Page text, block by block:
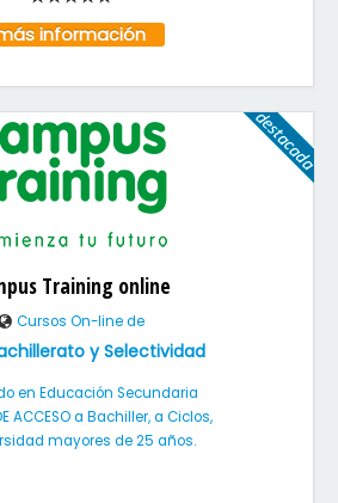
información
Training online
Cursos On-line de
y Selectividad
en Educación Secundaria
ACCESO a Bachiller, a Ciclos,
mayores de 25 años.